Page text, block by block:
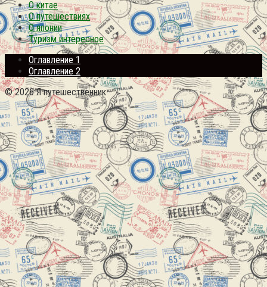
О китае
О путешествиях
О японии
Туризм интересное
Оглавление 1
Оглавление 2
© 2026 Я путешественник